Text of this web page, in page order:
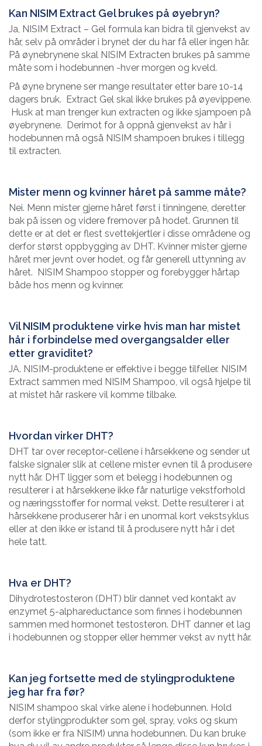
Kan NISIM Extract Gel brukes på øyebryn?
Ja, NISIM Extract – Gel formula kan bidra til gjenvekst av
hår, selv på områder i brynet der du har få eller ingen hår.
På øynebrynene skal NISIM Extracten brukes på samme
måte som i hodebunnen -hver morgen og kveld.
På øyne brynene ser mange resultater etter bare 10-14
dagers bruk. Extract Gel skal ikke brukes på øyevippene.
Husk at man trenger kun extracten og ikke sjampoen på
øyebrynene. Derimot for å oppnå gjenvekst av hår i
hodebunnen må også NISIM shampoen brukes i tillegg
til extracten.
Mister menn og kvinner håret på samme måte?
Nei. Menn mister gjerne håret først i tinningene, deretter
bak på issen og videre fremover på hodet. Grunnen til
dette er at det er flest svettekjertler i disse områdene og
derfor størst oppbygging av DHT. Kvinner mister gjerne
håret mer jevnt over hodet, og får generell uttynning av
håret. NISIM Shampoo stopper og forebygger hårtap
både hos menn og kvinner.
Vil NISIM produktene virke hvis man har mistet
hår i forbindelse med overgangsalder eller
etter graviditet?
JA. NISIM-produktene er effektive i begge tilfeller. NISIM
Extract sammen med NISIM Shampoo, vil også hjelpe til
at mistet hår raskere vil komme tilbake.
Hvordan virker DHT?
DHT tar over receptor-cellene i hårsekkene og sender ut
falske signaler slik at cellene mister evnen til å produsere
nytt hår. DHT ligger som et belegg i hodebunnen og
resulterer i at hårsekkene ikke får naturlige vekstforhold
og næringsstoffer for normal vekst. Dette resulterer i at
hårsekkene produserer hår i en unormal kort vekstsyklus
eller at den ikke er istand til å produsere nytt hår i det
hele tatt.
Hva er DHT?
Dihydrotestosteron (DHT) blir dannet ved kontakt av
enzymet 5-alphareductance som finnes i hodebunnen
sammen med hormonet testosteron. DHT danner et lag
i hodebunnen og stopper eller hemmer vekst av nytt hår.
Kan jeg fortsette med de stylingproduktene
jeg har fra før?
NISIM shampoo skal virke alene i hodebunnen. Hold
derfor stylingprodukter som gel, spray, voks og skum
(som ikke er fra NISIM) unna hodebunnen. Du kan bruke